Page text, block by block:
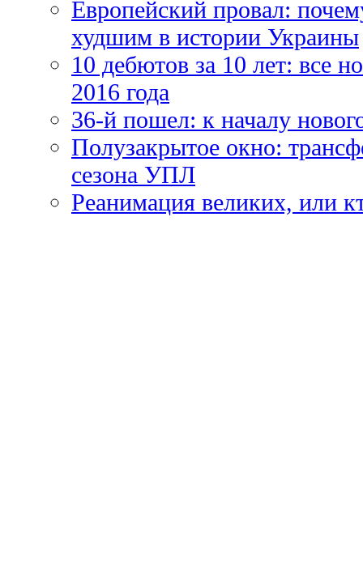
Европейский провал:
худшим в истории Украины
10 дебютов за 10 лет: все
2016 года
36-й пошел: к началу
Полузакрытое окно:
сезона УПЛ
Реанимация великих, или